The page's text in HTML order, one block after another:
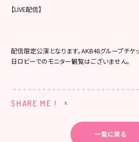
【LIVE配信】
配信限定公演となります。AKB48グループチケ
日ロビーでのモニター観覧はございません。
SHARE ME !
一覧に戻る